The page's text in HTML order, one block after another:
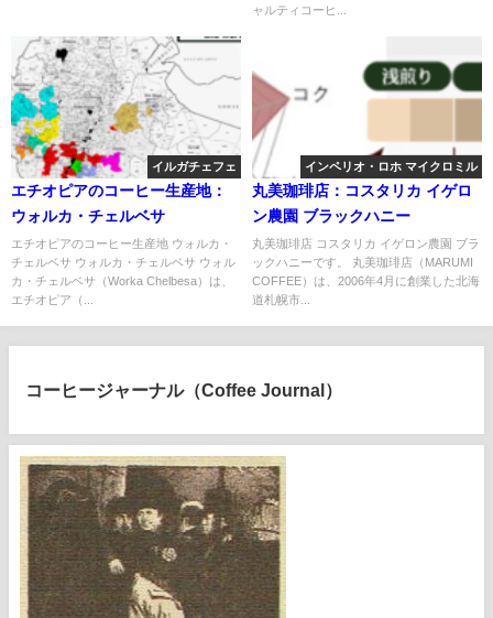
ャルティコーヒ...
イルガチェフェ
エチオピアのコーヒー生産地：
ウォルカ・チェルベサ
エチオピアのコーヒー生産地 ウォルカ・
チェルベサ ウォルカ・チェルベサ ウォル
カ・チェルベサ（Worka Chelbesa）は、
エチオピア（...
インペリオ・ロホ マイクロミル
丸美珈琲店：コスタリカ イゲロ
ン農園 ブラックハニー
丸美珈琲店 コスタリカ イゲロン農園 ブラ
ックハニーです。 丸美珈琲店（MARUMI
COFFEE）は、2006年4月に創業した北海
道札幌市...
コーヒージャーナル（Coffee Journal）